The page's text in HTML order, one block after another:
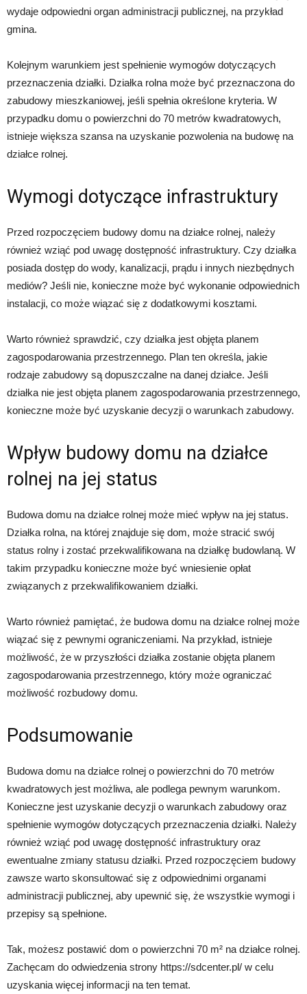
wydaje odpowiedni organ administracji publicznej, na przykład
gmina.
Kolejnym warunkiem jest spełnienie wymogów dotyczących
przeznaczenia działki. Działka rolna może być przeznaczona do
zabudowy mieszkaniowej, jeśli spełnia określone kryteria. W
przypadku domu o powierzchni do 70 metrów kwadratowych,
istnieje większa szansa na uzyskanie pozwolenia na budowę na
działce rolnej.
Wymogi dotyczące infrastruktury
Przed rozpoczęciem budowy domu na działce rolnej, należy
również wziąć pod uwagę dostępność infrastruktury. Czy działka
posiada dostęp do wody, kanalizacji, prądu i innych niezbędnych
mediów? Jeśli nie, konieczne może być wykonanie odpowiednich
instalacji, co może wiązać się z dodatkowymi kosztami.
Warto również sprawdzić, czy działka jest objęta planem
zagospodarowania przestrzennego. Plan ten określa, jakie
rodzaje zabudowy są dopuszczalne na danej działce. Jeśli
działka nie jest objęta planem zagospodarowania przestrzennego,
konieczne może być uzyskanie decyzji o warunkach zabudowy.
Wpływ budowy domu na działce
rolnej na jej status
Budowa domu na działce rolnej może mieć wpływ na jej status.
Działka rolna, na której znajduje się dom, może stracić swój
status rolny i zostać przekwalifikowana na działkę budowlaną. W
takim przypadku konieczne może być wniesienie opłat
związanych z przekwalifikowaniem działki.
Warto również pamiętać, że budowa domu na działce rolnej może
wiązać się z pewnymi ograniczeniami. Na przykład, istnieje
możliwość, że w przyszłości działka zostanie objęta planem
zagospodarowania przestrzennego, który może ograniczać
możliwość rozbudowy domu.
Podsumowanie
Budowa domu na działce rolnej o powierzchni do 70 metrów
kwadratowych jest możliwa, ale podlega pewnym warunkom.
Konieczne jest uzyskanie decyzji o warunkach zabudowy oraz
spełnienie wymogów dotyczących przeznaczenia działki. Należy
również wziąć pod uwagę dostępność infrastruktury oraz
ewentualne zmiany statusu działki. Przed rozpoczęciem budowy
zawsze warto skonsultować się z odpowiednimi organami
administracji publicznej, aby upewnić się, że wszystkie wymogi i
przepisy są spełnione.
Tak, możesz postawić dom o powierzchni 70 m² na działce rolnej.
Zachęcam do odwiedzenia strony https://sdcenter.pl/ w celu
uzyskania więcej informacji na ten temat.